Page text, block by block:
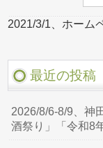
2021/3/1、ホーム
最近の投稿
2026/8/6-8/9、神
酒祭り」「令和8